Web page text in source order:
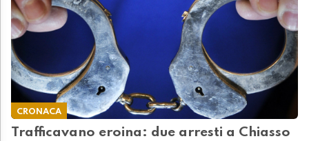
CRONACA
Trafficavano eroina: due arresti a Chiasso